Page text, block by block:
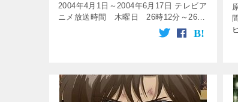
2004年4月1日～2004年6月17日 テレビア
ニメ放送時間 木曜日 26時12分～26時
42分 放送局 テレビ朝日系列 話数 全
13話 [tubepress output= […]